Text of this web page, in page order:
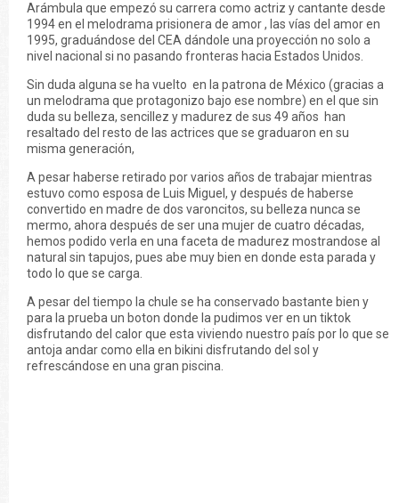
Arámbula que empezó su carrera como actriz y cantante desde
1994 en el melodrama prisionera de amor , las vías del amor en
1995, graduándose del CEA dándole una proyección no solo a
nivel nacional si no pasando fronteras hacia Estados Unidos.
Sin duda alguna se ha vuelto en la patrona de México (gracias a
un melodrama que protagonizo bajo ese nombre) en el que sin
duda su belleza, sencillez y madurez de sus 49 años han
resaltado del resto de las actrices que se graduaron en su
misma generación,
A pesar haberse retirado por varios años de trabajar mientras
estuvo como esposa de Luis Miguel, y después de haberse
convertido en madre de dos varoncitos, su belleza nunca se
mermo, ahora después de ser una mujer de cuatro décadas,
hemos podido verla en una faceta de madurez mostrandose al
natural sin tapujos, pues abe muy bien en donde esta parada y
todo lo que se carga.
A pesar del tiempo la chule se ha conservado bastante bien y
para la prueba un boton donde la pudimos ver en un tiktok
disfrutando del calor que esta viviendo nuestro país por lo que se
antoja andar como ella en bikini disfrutando del sol y
refrescándose en una gran piscina.